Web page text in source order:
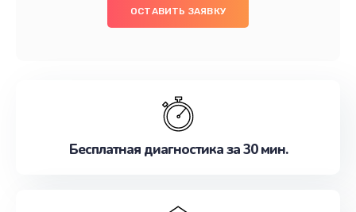
ОСТАВИТЬ ЗАЯВКУ
Бесплатная диагностика за 30 мин.